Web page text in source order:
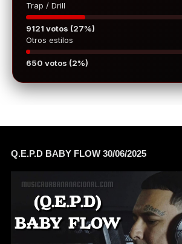
Trap / Drill
9121 votos (27%)
Otros estilos
650 votos (2%)
Q.E.P.D BABY FLOW 30/06/2025